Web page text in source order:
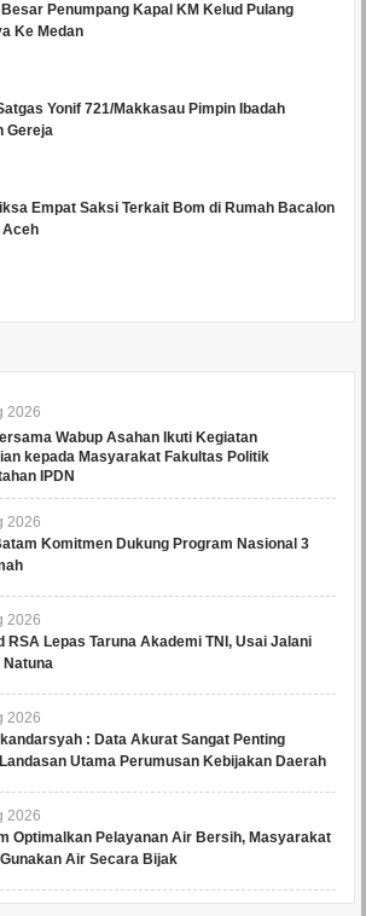
Penumpang Kapal KM Kelud Pulang
Ke Medan
Yonif 721/Makkasau Pimpin Ibadah
Gereja
Empat Saksi Terkait Bom di Rumah Bacalon
Aceh
2026
Wabup Asahan Ikuti Kegiatan
kepada Masyarakat Fakultas Politik
IPDN
2026
Komitmen Dukung Program Nasional 3
2026
RSA Lepas Taruna Akademi TNI, Usai Jalani
Natuna
2026
: Data Akurat Sangat Penting
Utama Perumusan Kebijakan Daerah
2026
Optimalkan Pelayanan Air Bersih, Masyarakat
Air Secara Bijak